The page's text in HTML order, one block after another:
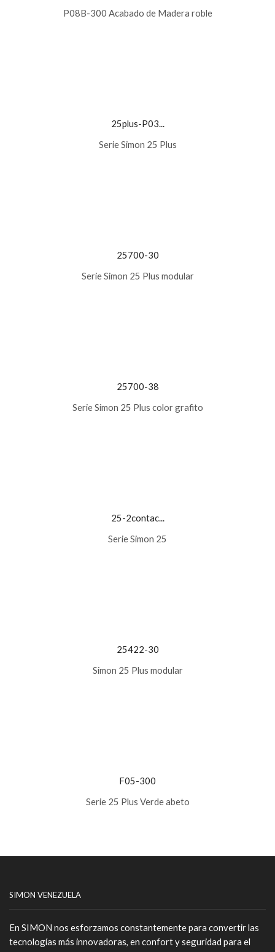
P08B-300 Acabado de Madera roble
25plus-P03...
Serie Simon 25 Plus
25700-30
Serie Simon 25 Plus modular
25700-38
Serie Simon 25 Plus color grafito
25-2contac...
Serie Simon 25
25422-30
Simon 25 Plus modular
F05-300
Serie 25 Plus Verde abeto
SIMON VENEZUELA
En SIMON nos esforzamos constantemente para convertir las
tecnologías más innovadoras, en confort y seguridad para el